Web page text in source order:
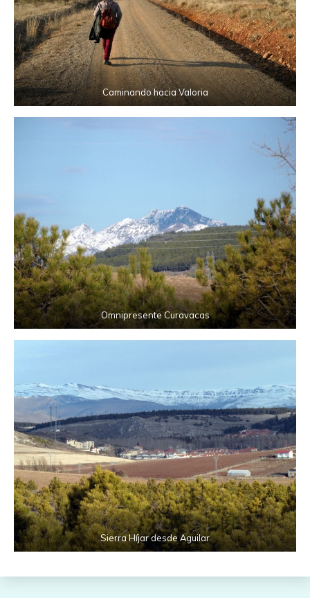
Caminando hacia Valoria
Omnipresente Curavacas
Sierra Híjar desde Aguilar